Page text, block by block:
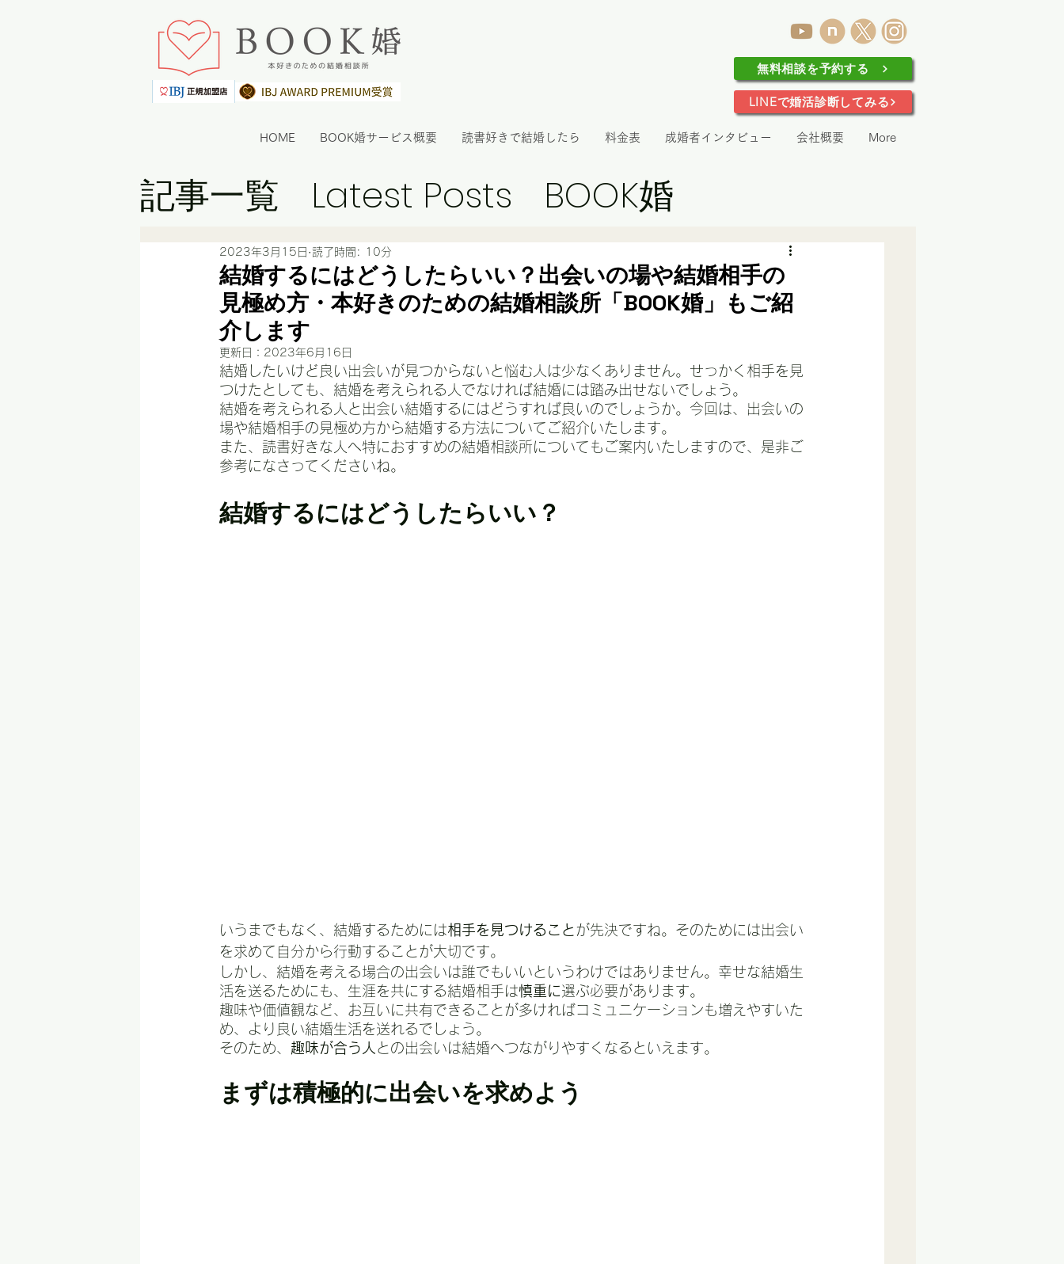
無料相談を予約する
LINEで婚活診断してみる
HOME BOOK婚サービス概要 読書好きで結婚したら 料金表 成婚者インタビュー 会社概要 More
記事一覧 Latest Posts BOOK婚
結婚するにはどうしたらいい？出会いの場や結婚相手の
見極め方・本好きのための結婚相談所「BOOK婚」もご紹
介します
2023年3月15日 読了時間: 10分
更新日： 2023年6月16日
結婚したいけど良い出会いが見つからないと悩む人は少なくありません。せっかく相手を見
つけたとしても、結婚を考えられる人でなければ結婚には踏み出せないでしょう。
結婚を考えられる人と出会い結婚するにはどうすれば良いのでしょうか。今回は、出会いの
場や結婚相手の見極め方から結婚する方法についてご紹介いたします。
また、読書好きな人へ特におすすめの結婚相談所についてもご案内いたしますので、是非ご
参考になさってくださいね。
結婚するにはどうしたらいい？
いうまでもなく、結婚するためには相手を見つけること が先決ですね。そのためには出会い
を求めて自分から行動することが大切です。
しかし、結婚を考える場合の出会いは誰でもいいというわけではありません。幸せな結婚生
活を送るためにも、生涯を共にする結婚相手は慎重に選ぶ必要があります。
趣味や価値観など、お互いに共有できることが多ければコミュニケーションも増えやすいた
め、より良い結婚生活を送れるでしょう。
そのため、 趣味が合う人 との出会いは結婚へつながりやすくなるといえます。
まずは積極的に出会いを求めよう